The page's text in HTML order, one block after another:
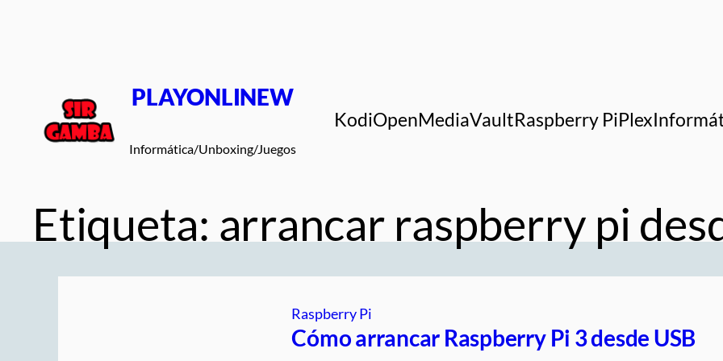
PLAYONLINEW
Informática/Unboxing/Juegos
KodiOpenMediaVaultRaspberry PiPlex
Etiqueta: arrancar raspberry pi
Raspberry Pi
Cómo arrancar Raspberry Pi 3 desde USB